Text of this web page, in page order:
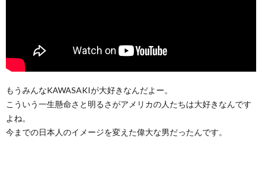
もうみんなKAWASAKIが大好きなんだよー。
こういう一生懸命さと明るさがアメリカの人たちは大好きなんです
よね。
今までの日本人のイメージを変えた偉大な男だったんです。